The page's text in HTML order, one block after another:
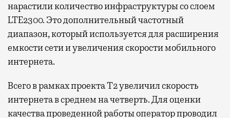
нарастили количество инфраструктуры со слоем
LTE2300. Это дополнительный частотный
диапазон, который используется для расширения
емкости сети и увеличения скорости мобильного
интернета.
Всего в рамках проекта Т2 увеличил скорость
интернета в среднем на четверть. Для оценки
качества проведенной работы оператор проводил